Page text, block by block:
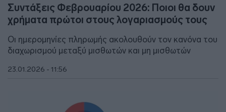
Συντάξεις Φεβρουαρίου 2026: Ποιοι θα δουν
χρήματα πρώτοι στους λογαριασμούς τους
Οι ημερομηνίες πληρωμής ακολουθούν τον κανόνα του
διαχωρισμού μεταξύ μισθωτών και μη μισθωτών
23.01.2026 - 11:56